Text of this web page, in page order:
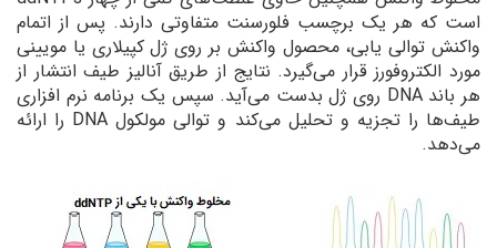
است که هر یک برچسب فلورسنت متفاوتی دارند. پس از اتمام
واکنش توالی یابی، محصول واکنش بر روی ژل کپیلاری یا مویینی
مورد الکتروفورز قرار می‌گیرد. نتایج از طریق آنالیز طیف انتشار از
هر باند DNA روی ژل بدست می‌آید. سپس یک برنامه نرم افزاری
طیف‌‌ها را تجزیه و تحلیل می‌کند و توالی مولکول DNA را ارائه
می‌دهد.